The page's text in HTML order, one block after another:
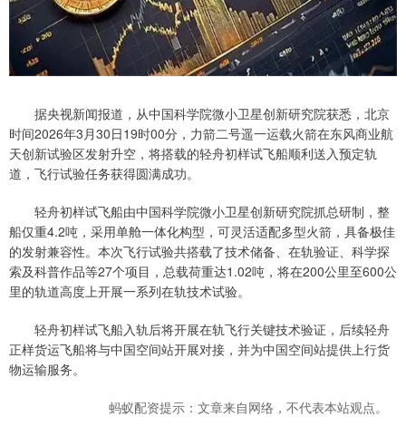
据央视新闻报道，从中国科学院微小卫星创新研究院获悉，北京
时间2026年3月30日19时00分，力箭二号遥一运载火箭在东风商业航
天创新试验区发射升空，将搭载的轻舟初样试飞船顺利送入预定轨
道，飞行试验任务获得圆满成功。
轻舟初样试飞船由中国科学院微小卫星创新研究院抓总研制，整
船仅重4.2吨，采用单舱一体化构型，可灵活适配多型火箭，具备极佳
的发射兼容性。本次飞行试验共搭载了技术储备、在轨验证、科学探
索及科普作品等27个项目，总载荷重达1.02吨，将在200公里至600公
里的轨道高度上开展一系列在轨技术试验。
轻舟初样试飞船入轨后将开展在轨飞行关键技术验证，后续轻舟
正样货运飞船将与中国空间站开展对接，并为中国空间站提供上行货
物运输服务。
蚂蚁配资提示：文章来自网络，不代表本站观点。